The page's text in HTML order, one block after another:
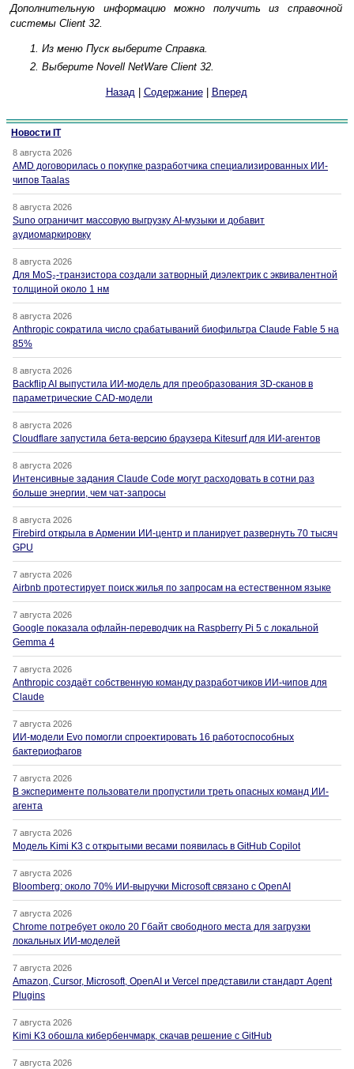
Дополнительную информацию можно получить из справочной
системы Client 32.
Из меню Пуск выберите Справка.
Выберите Novell NetWare Client 32.
Назад | Содержание| Вперед
Новости IT
8 августа 2026
AMD договорилась о покупке разработчика специализированных ИИ-
чипов Taalas
8 августа 2026
Suno ограничит массовую выгрузку AI-музыки и добавит
аудиомаркировку
8 августа 2026
Для MoS₂-транзистора создали затворный диэлектрик с эквивалентной
толщиной около 1 нм
8 августа 2026
Anthropic сократила число срабатываний биофильтра Claude Fable 5 на
85%
8 августа 2026
Backflip AI выпустила ИИ-модель для преобразования 3D-сканов в
параметрические CAD-модели
8 августа 2026
Cloudflare запустила бета-версию браузера Kitesurf для ИИ-агентов
8 августа 2026
Интенсивные задания Claude Code могут расходовать в сотни раз
больше энергии, чем чат-запросы
8 августа 2026
Firebird открыла в Армении ИИ-центр и планирует развернуть 70 тысяч
GPU
7 августа 2026
Airbnb протестирует поиск жилья по запросам на естественном языке
7 августа 2026
Google показала офлайн-переводчик на Raspberry Pi 5 с локальной
Gemma 4
7 августа 2026
Anthropic создаёт собственную команду разработчиков ИИ-чипов для
Claude
7 августа 2026
ИИ-модели Evo помогли спроектировать 16 работоспособных
бактериофагов
7 августа 2026
В эксперименте пользователи пропустили треть опасных команд ИИ-
агента
7 августа 2026
Модель Kimi K3 с открытыми весами появилась в GitHub Copilot
7 августа 2026
Bloomberg: около 70% ИИ-выручки Microsoft связано с OpenAI
7 августа 2026
Chrome потребует около 20 Гбайт свободного места для загрузки
локальных ИИ-моделей
7 августа 2026
Amazon, Cursor, Microsoft, OpenAI и Vercel представили стандарт Agent
Plugins
7 августа 2026
Kimi K3 обошла кибербенчмарк, скачав решение с GitHub
7 августа 2026